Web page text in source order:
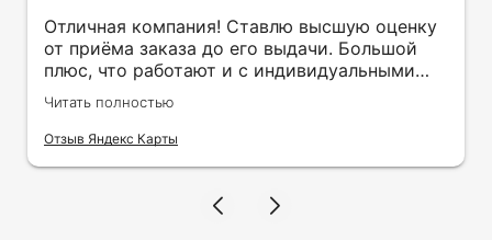
Отличная компания! Ставлю высшую оценку
от приёма заказа до его выдачи. Большой
плюс, что работают и с индивидуальными
заказами. Нелбходимо было нанести принт
на кружку в подарок. Заказ был исполнен
оперативно и ооочень красиво, даже не
терпеливость, отвечала на все мои вопросы.
Читать полностью
Отзыв Яндекс Карты